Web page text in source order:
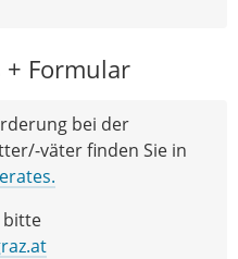
Formular
bei der
väter finden Sie in
bitte